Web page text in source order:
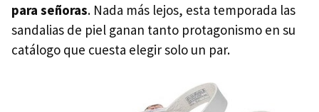
para señoras. Nada más lejos, esta temporada las
sandalias de piel ganan tanto protagonismo en su
catálogo que cuesta elegir solo un par.